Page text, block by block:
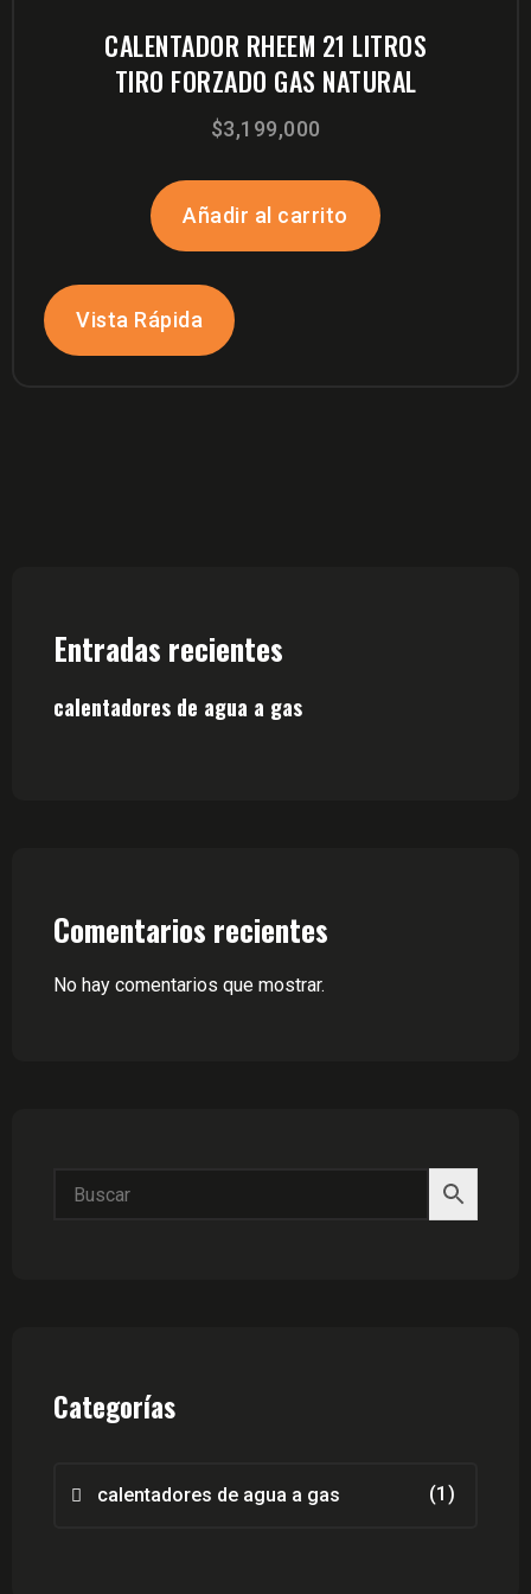
CALENTADOR RHEEM 21 LITROS
TIRO FORZADO GAS NATURAL
$3,199,000
Añadir al carrito
Vista Rápida
Entradas recientes
calentadores de agua a gas
Comentarios recientes
No hay comentarios que mostrar.
Categorías
calentadores de agua a gas (1)